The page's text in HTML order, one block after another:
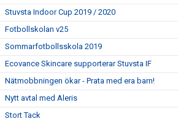
Stuvsta Indoor Cup 2019 / 2020
Fotbollskolan v25
Sommarfotbollsskola 2019
Ecovance Skincare supporterar Stuvsta IF
Nätmobbningen ökar - Prata med era barn!
Nytt avtal med Aleris
Stort Tack